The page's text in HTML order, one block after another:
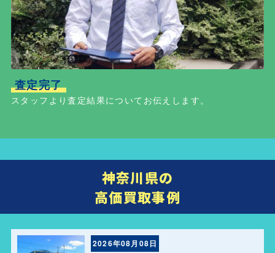
査定完了
スタッフより査定結果についてお伝えします。
神奈川県の
高価買取事例
2026年08月08日